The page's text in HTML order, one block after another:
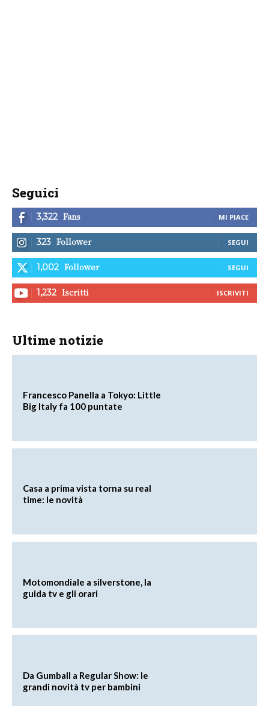
Seguici
3,322 Fans MI PIACE
323 Follower SEGUI
1,002 Follower SEGUI
1,232 Iscritti ISCRIVITI
Ultime notizie
Francesco Panella a Tokyo: Little
Big Italy fa 100 puntate
Casa a prima vista torna su real
time: le novità
Motomondiale a silverstone, la
guida tv e gli orari
Da Gumball a Regular Show: le
grandi novità tv per bambini